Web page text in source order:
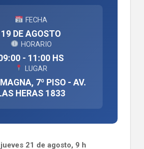
FECHA
19 DE AGOSTO
HORARIO
- 11:00 HS
LUGAR
7º PISO - AV.
HERAS 1833
21 de agosto, 9 h